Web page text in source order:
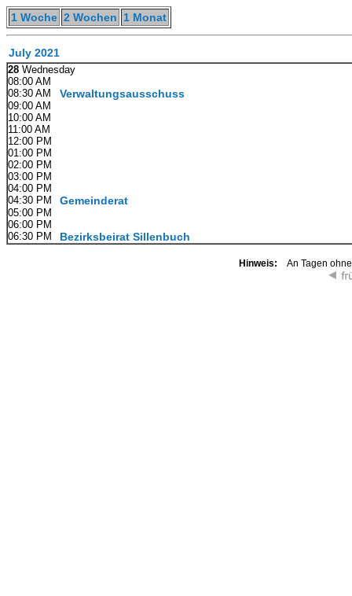
1 Woche 2 Wochen 1 Monat
July 2021
28 Wednesday
08:00 AM
08:30 AM
Verwaltungsausschuss
09:00 AM
10:00 AM
11:00 AM
12:00 PM
01:00 PM
02:00 PM
03:00 PM
04:00 PM
04:30 PM
Gemeinderat
05:00 PM
06:00 PM
06:30 PM
Bezirksbeirat Sillenbuch
Hinweis: An Tagen